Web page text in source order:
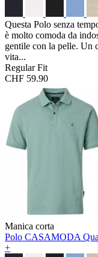
Questa Polo senza
è molto comoda da
gentile con la pelle. Un
vita...
Regular Fit
CHF 59.90
Manica corta
Polo CASAMODA
+